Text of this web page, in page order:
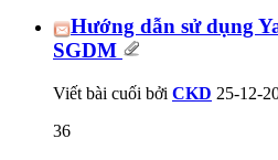
Hướng dẫn sử dụng
SGDM
Viết bài cuối bởi CKD 25-12-
36